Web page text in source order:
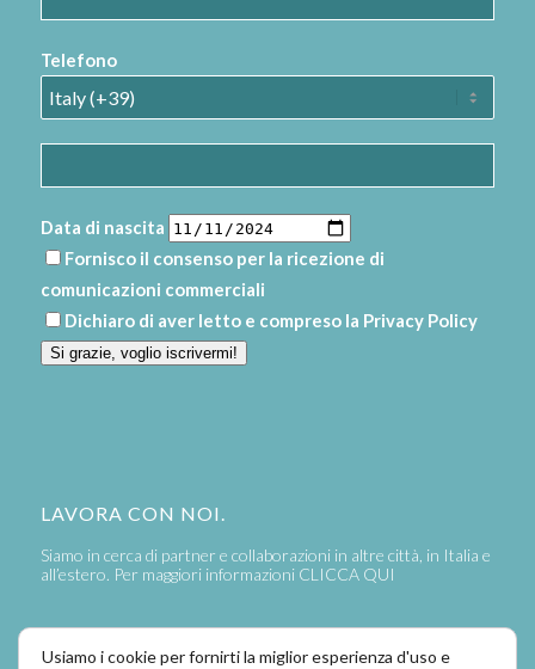
Telefono
Data di nascita
Fornisco il consenso per la ricezione di
comunicazioni commerciali
Dichiaro di aver letto e compreso la Privacy Policy
Si grazie, voglio iscrivermi!
LAVORA CON NOI.
Siamo in cerca di partner e collaborazioni in altre città, in Italia e
all’estero. Per maggiori informazioni CLICCA QUI
Usiamo i cookie per fornirti la miglior esperienza d'uso e